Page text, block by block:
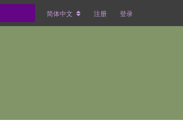
简体中文 注册 登录